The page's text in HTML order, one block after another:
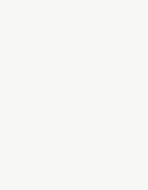
Les